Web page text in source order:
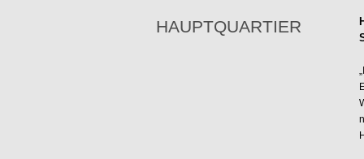
HAUPTQUARTIER